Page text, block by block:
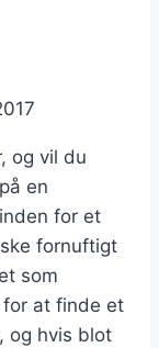
og vil du
en
for et
fornuftigt
som
for at finde et
og hvis blot